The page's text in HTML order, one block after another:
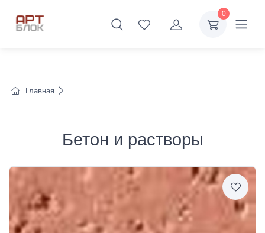
0
Главная
Бетон и растворы